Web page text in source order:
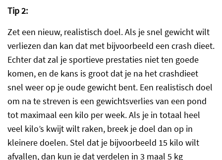
Tip 2:
Zet een nieuw, realistisch doel. Als je snel gewicht wilt
verliezen dan kan dat met bijvoorbeeld een crash dieet.
Echter dat zal je sportieve prestaties niet ten goede
komen, en de kans is groot dat je na het crashdieet
snel weer op je oude gewicht bent. Een realistisch doel
om na te streven is een gewichtsverlies van een pond
tot maximaal een kilo per week. Als je in totaal heel
veel kilo’s kwijt wilt raken, breek je doel dan op in
kleinere doelen. Stel dat je bijvoorbeeld 15 kilo wilt
afvallen, dan kun je dat verdelen in 3 maal 5 kg